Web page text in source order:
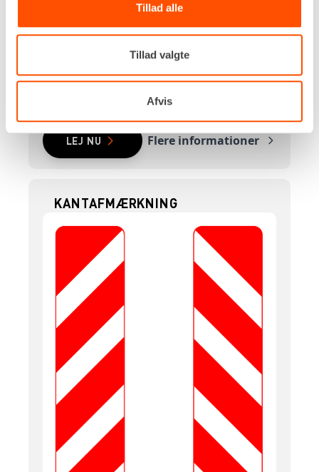
Tillad alle
Tillad valgte
Afvis
Pr. dag DKK 32,00
Renta udlejer kun til erhverv. Gyldigt CVR-
LEJ NU Flere informationer
KANTAFMÆRKNING